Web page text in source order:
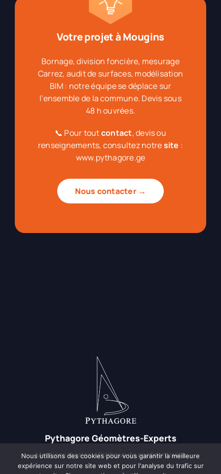
Votre projet à Mougins
Bornage, division foncière, mesurage
Carrez, audit de surfaces, modélisation
BIM : notre équipe se déplace sur
l’ensemble de la commune. Devis sous
48 h ouvrées.
📞 Pour toutcontact, devis ou
renseignements, consultez notresite :
www.pythagore.ge
Nous contacter →
Pythagore Géomètres-Experts
Mentions légales–Politique de confidentialité
Nous utilisons des cookies pour vous garantir la meilleure
expérience sur notre site web et pour l'analyse du trafic sur